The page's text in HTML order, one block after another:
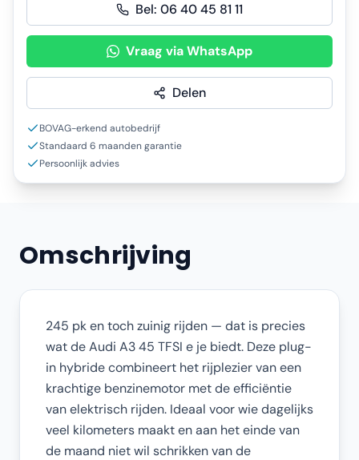
Bel: 06 40 45 81 11
Vraag via WhatsApp
Delen
BOVAG-erkend autobedrijf
Standaard 6 maanden garantie
Persoonlijk advies
Omschrijving
245 pk en toch zuinig rijden — dat is precies
wat de Audi A3 45 TFSI e je biedt. Deze plug-
in hybride combineert het rijplezier van een
krachtige benzinemotor met de efficiëntie
van elektrisch rijden. Ideaal voor wie dagelijks
veel kilometers maakt en aan het einde van
de maand niet wil schrikken van de